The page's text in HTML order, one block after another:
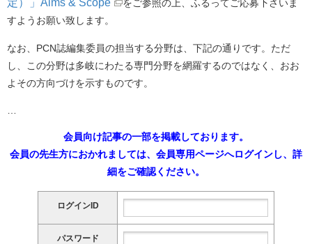
をご参照の上、ふるってご応募下さいま
すようお願い致します。
なお、PCN誌編集委員の担当する分野は、下記の通りです。ただ
し、この分野は多岐にわたる専門分野を網羅するのではなく、おお
よその方向づけを示すものです。
会員向け記事の一部を掲載しております。
会員の先生方におかれましては、会員専用ページへログインし、詳
細をご確認ください。
ログインID
パスワード